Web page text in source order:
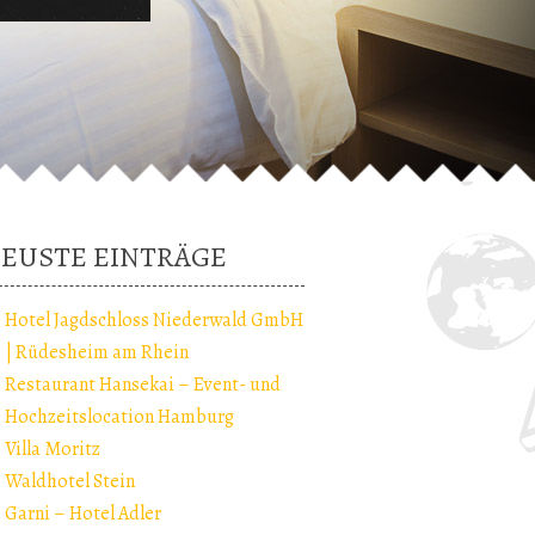
EINTRÄGE
Hotel Jagdschloss Niederwald GmbH
| Rüdesheim am Rhein
Restaurant Hansekai – Event- und
Hochzeitslocation Hamburg
Villa Moritz
Waldhotel Stein
Garni – Hotel Adler